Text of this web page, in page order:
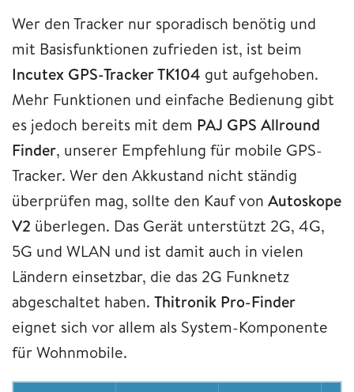
Wer den Tracker nur sporadisch benötig und
mit Basisfunktionen zufrieden ist, ist beim
Incutex GPS-Tracker TK104 gut aufgehoben.
Mehr Funktionen und einfache Bedienung gibt
es jedoch bereits mit dem PAJ GPS Allround
Finder, unserer Empfehlung für mobile GPS-
Tracker. Wer den Akkustand nicht ständig
überprüfen mag, sollte den Kauf von Autoskope
V2 überlegen. Das Gerät unterstützt 2G, 4G,
5G und WLAN und ist damit auch in vielen
Ländern einsetzbar, die das 2G Funknetz
abgeschaltet haben. Thitronik Pro-Finder
eignet sich vor allem als System-Komponente
für Wohnmobile.